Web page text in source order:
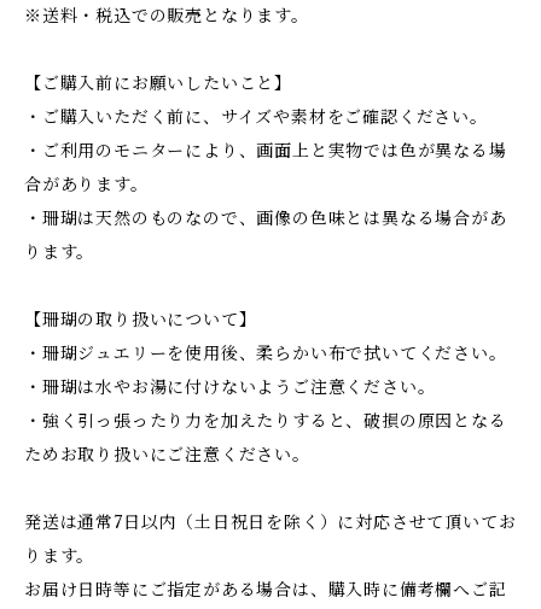
※送料・税込での販売となります。
【ご購入前にお願いしたいこと】
・ご購入いただく前に、サイズや素材をご確認ください。
・ご利用のモニターにより、画面上と実物では色が異なる場
合があります。
・珊瑚は天然のものなので、画像の色味とは異なる場合があ
ります。
【珊瑚の取り扱いについて】
・珊瑚ジュエリーを使用後、柔らかい布で拭いてください。
・珊瑚は水やお湯に付けないようご注意ください。
・強く引っ張ったり力を加えたりすると、破損の原因となる
ためお取り扱いにご注意ください。
発送は通常7日以内（土日祝日を除く）に対応させて頂いてお
ります。
お届け日時等にご指定がある場合は、購入時に備考欄へご記